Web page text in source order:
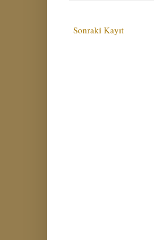
Sonraki Kayıt